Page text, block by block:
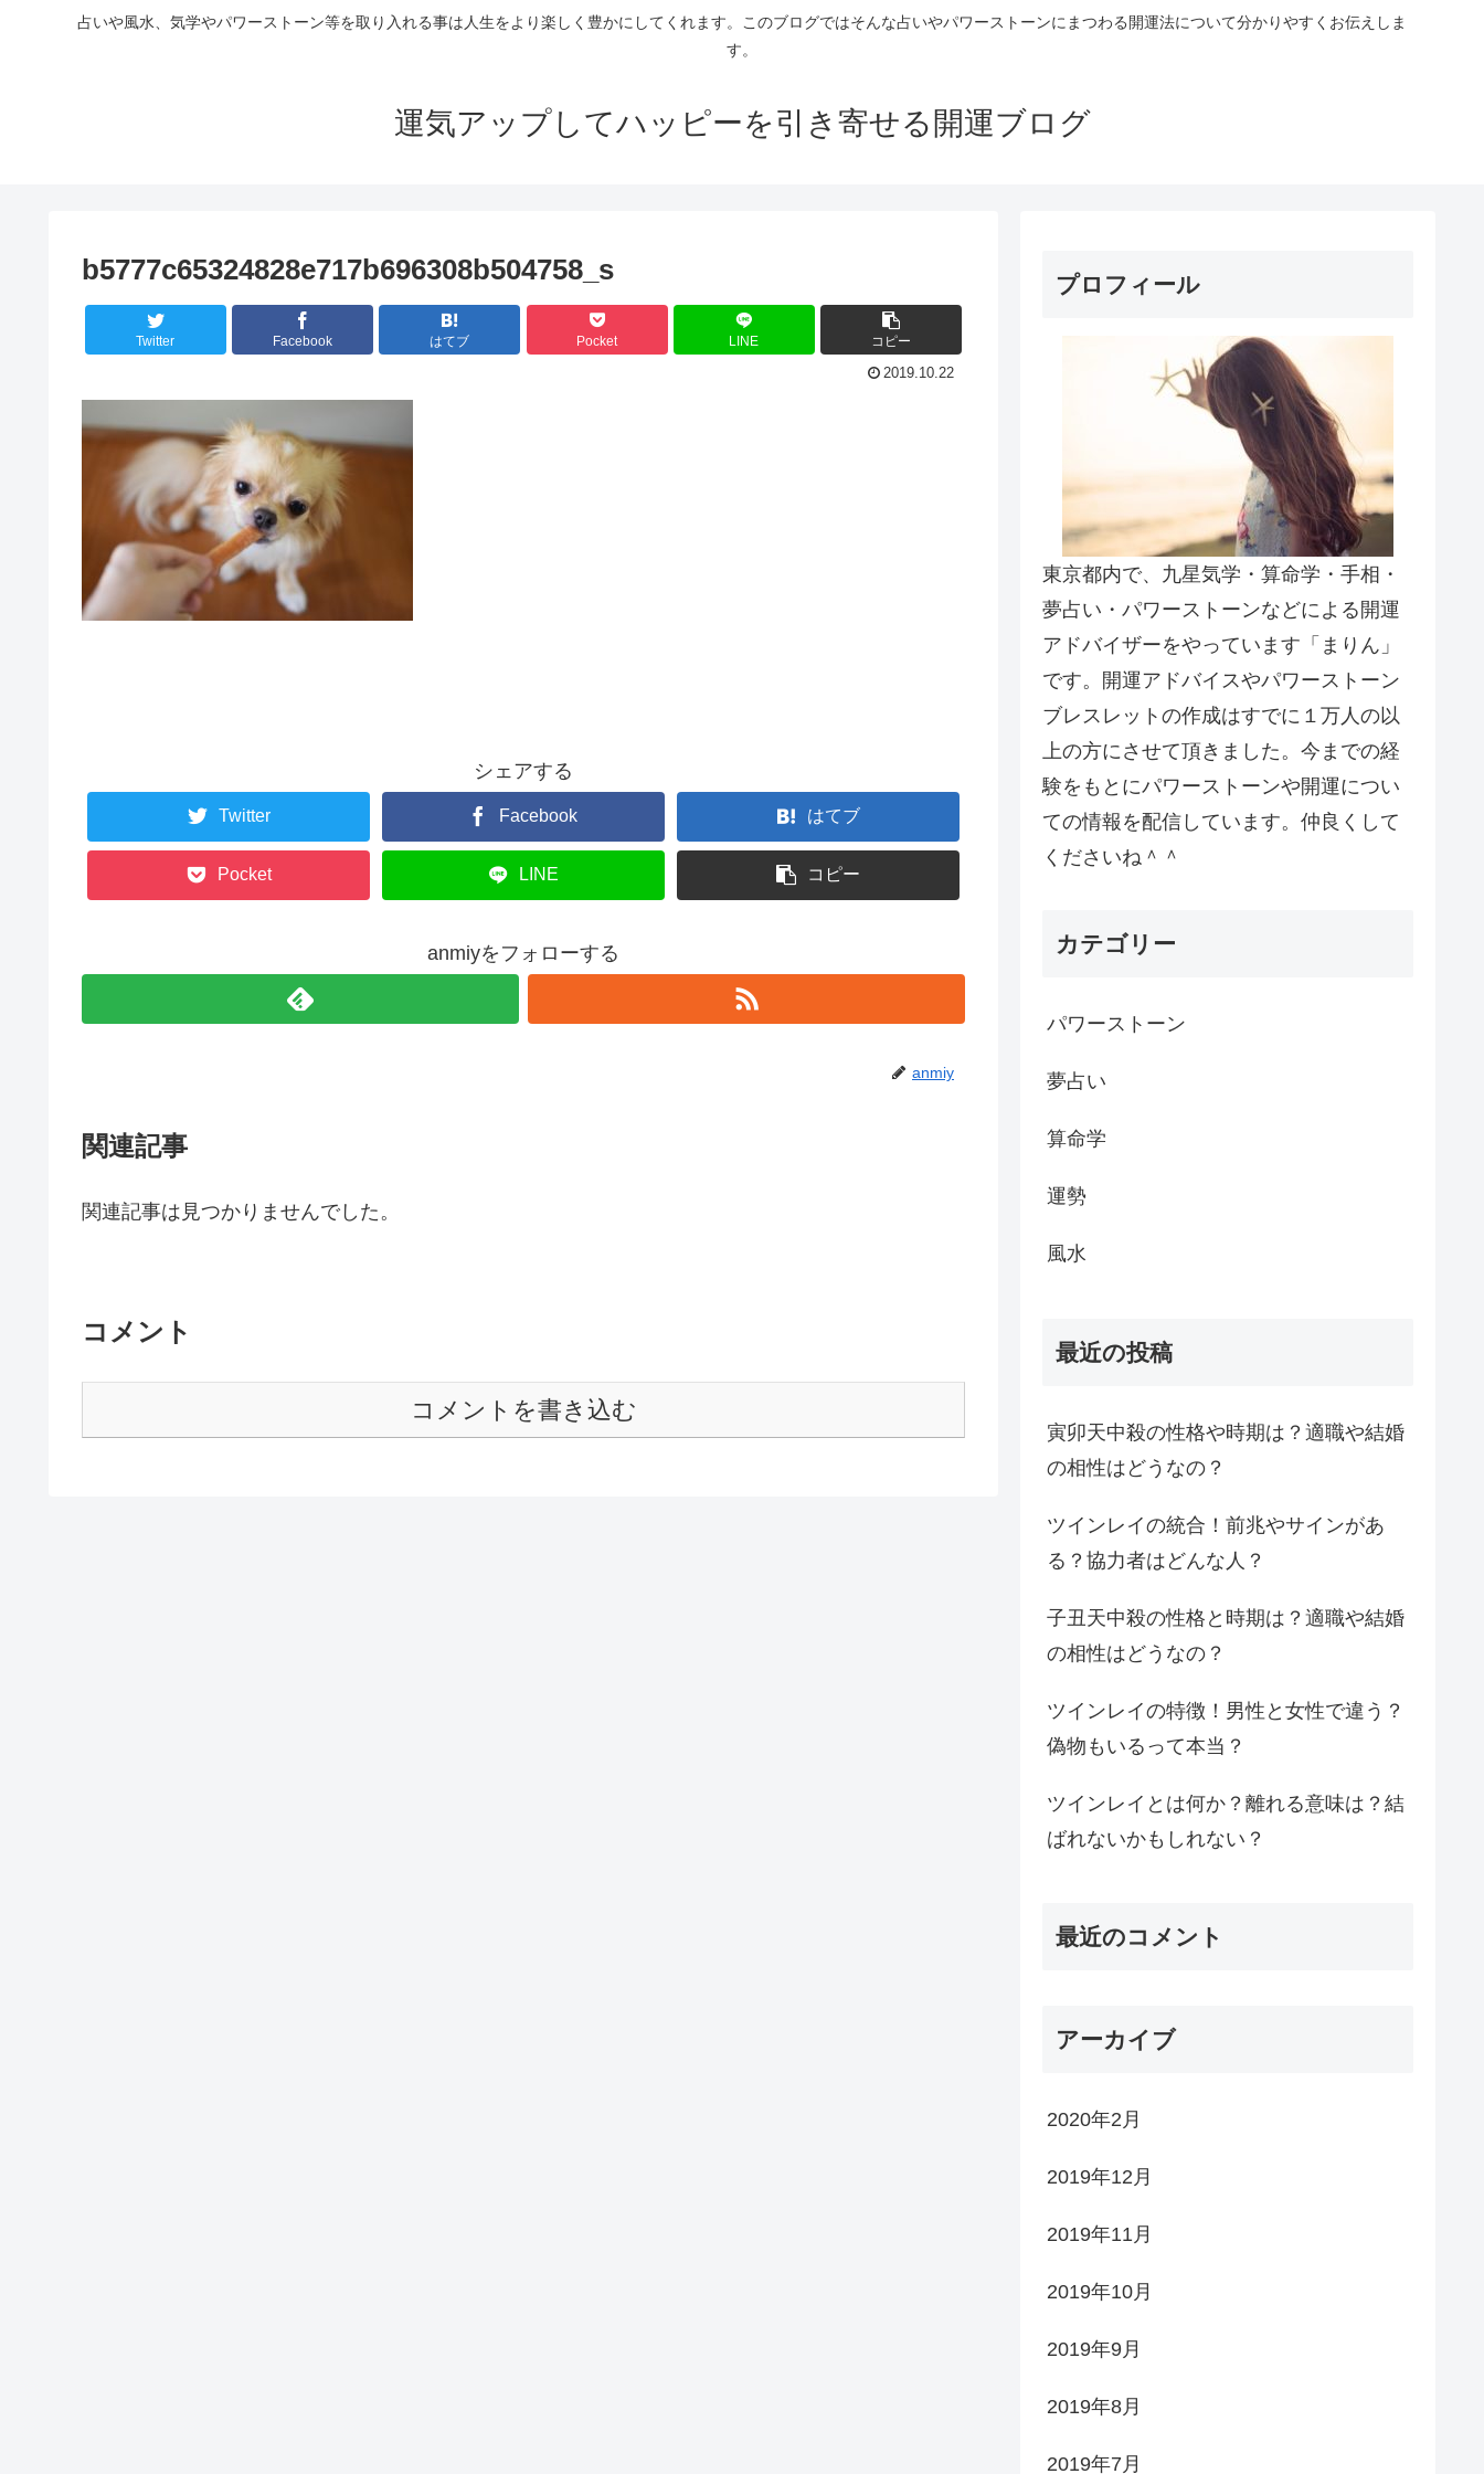
占いや風水、気学やパワーストーン等を取り入れる事は人生をより楽しく豊かにしてくれます。このブログではそんな占いやパワーストーンにまつわる開運法について分かりやすくお伝えしま
す。
運気アップしてハッピーを引き寄せる開運ブログ
b5777c65324828e717b696308b504758_s
Twitter Facebook はてブ Pocket LINE コピー
2019.10.22
シェアする
Twitter Facebook はてブ
Pocket LINE コピー
anmiyをフォローする
anmiy
関連記事
関連記事は見つかりませんでした。
コメント
コメントを書き込む
プロフィール
東京都内で、九星気学・算命学・手相・
夢占い・パワーストーンなどによる開運
アドバイザーをやっています「まりん」
です。開運アドバイスやパワーストーン
ブレスレットの作成はすでに１万人の以
上の方にさせて頂きました。今までの経
験をもとにパワーストーンや開運につい
ての情報を配信しています。仲良くして
くださいね＾＾
カテゴリー
パワーストーン
夢占い
算命学
運勢
風水
最近の投稿
寅卯天中殺の性格や時期は？適職や結婚
の相性はどうなの？
ツインレイの統合！前兆やサインがあ
る？協力者はどんな人？
子丑天中殺の性格と時期は？適職や結婚
の相性はどうなの？
ツインレイの特徴！男性と女性で違う？
偽物もいるって本当？
ツインレイとは何か？離れる意味は？結
ばれないかもしれない？
最近のコメント
アーカイブ
2020年2月
2019年12月
2019年11月
2019年10月
2019年9月
2019年8月
2019年7月